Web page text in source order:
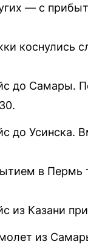
— с
коснулись
до Самары.
до Усинска.
в Пермь
из Казани
из